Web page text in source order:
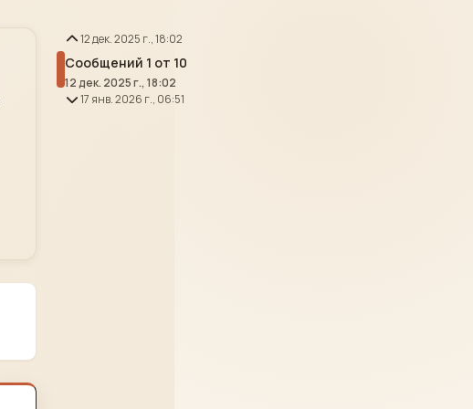
12 дек. 2025 г., 18:02
Сообщений 1 от 10
12 дек. 2025 г., 18:02
17 янв. 2026 г., 06:51